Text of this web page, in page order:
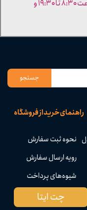
راهنمای خرید از فروشگاه
نحوه ثبت سفارش
رویه ارسال سفارش
شیوه‌های پرداخت
جستجو
چت ایتا
- ساعات کاری فروشگاه: شنبه تا چهارشنبه از ساعت ۸:۳۰ تا ۱۹:۳۰ و